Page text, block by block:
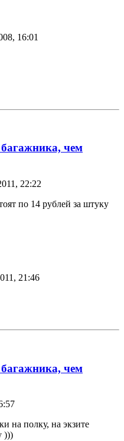
16:01
чем
22:22
по 14 рублей за штуку
21:46
чем
на полку, на экзите
)))